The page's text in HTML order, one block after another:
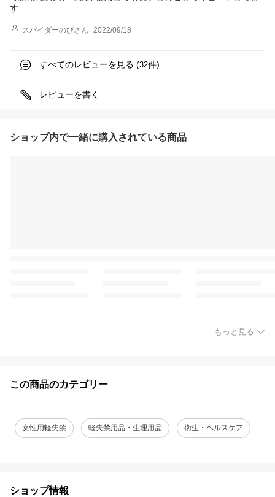
す
スパイダーのびさん 2022/09/18
すべてのレビューを見る (32件)
レビューを書く
ショップ内で一緒に購入されている商品
もっと見る
この商品のカテゴリー
女性用軽失禁 軽失禁用品・生理用品 衛生・ヘルスケア
ショップ情報